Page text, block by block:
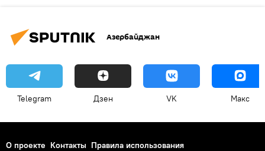
Азербайджан
Telegram Дзен VK Макс
О проекте Контакты Правила использования